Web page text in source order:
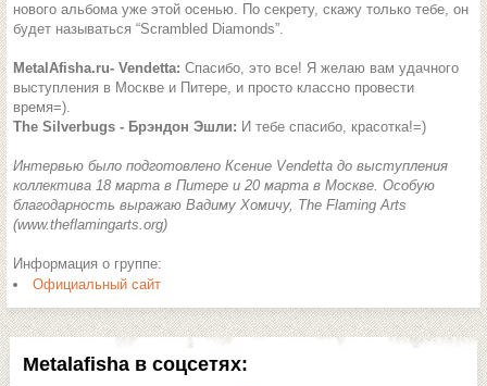
Metalafisha в соцсетях:
нового альбома уже этой осенью. По секрету, скажу только тебе, он
будет называться “Scrambled Diamonds”.
MetalAfisha.ru- Vendetta: Спасибо, это все! Я желаю вам удачного
выступления в Москве и Питере, и просто классно провести
время=).
The Silverbugs - Брэндон Эшли: И тебе спасибо, красотка!=)
Интервью было подготовлено Ксение Vendetta до выступления
коллектива 18 марта в Питере и 20 марта в Москве. Особую
благодарность выражаю Вадиму Хомичу, The Flaming Arts
(www.theflamingarts.org)
Информация о группе:
Официальный сайт